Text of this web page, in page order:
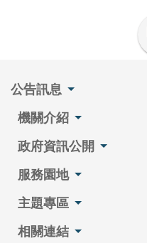
公告訊息
機關介紹
政府資訊公開
服務園地
主題專區
相關連結